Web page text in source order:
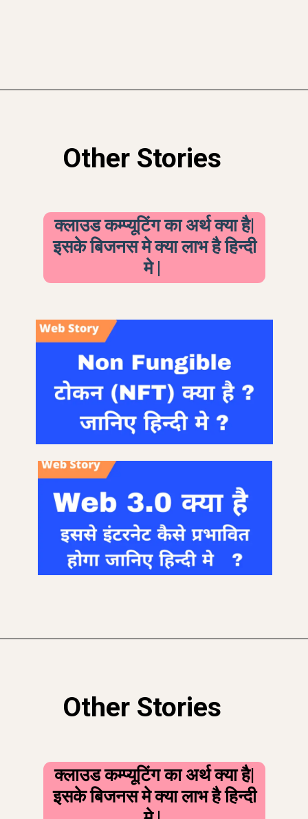
क्लाउड कम्प्यूटिंग का अर्थ क्या है|
इसके बिजनस मे क्या लाभ है हिन्दी
मे |
Other Stories
क्लाउड कम्प्यूटिंग का अर्थ क्या है|
इसके बिजनस मे क्या लाभ है हिन्दी
Other Stories